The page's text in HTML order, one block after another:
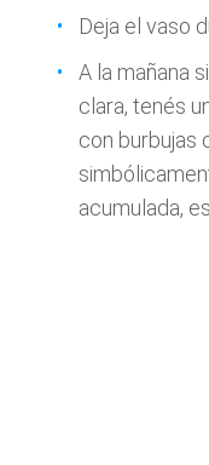
Deja el vaso
A la mañana
clara, tenés
con burbujas
acumulada,